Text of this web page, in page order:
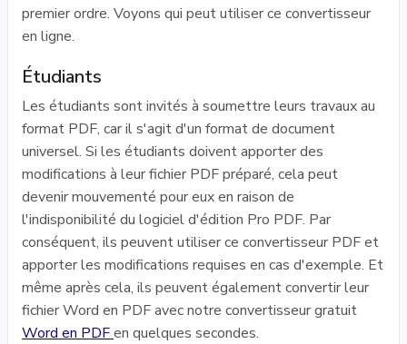
premier ordre. Voyons qui peut utiliser ce convertisseur
en ligne.
Étudiants
Les étudiants sont invités à soumettre leurs travaux au
format PDF, car il s'agit d'un format de document
universel. Si les étudiants doivent apporter des
modifications à leur fichier PDF préparé, cela peut
devenir mouvementé pour eux en raison de
l'indisponibilité du logiciel d'édition Pro PDF. Par
conséquent, ils peuvent utiliser ce convertisseur PDF et
apporter les modifications requises en cas d'exemple. Et
même après cela, ils peuvent également convertir leur
fichier Word en PDF avec notre convertisseur gratuit
Word en PDFen quelques secondes.